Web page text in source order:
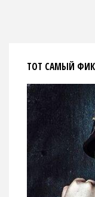
ТОТ САМЫЙ